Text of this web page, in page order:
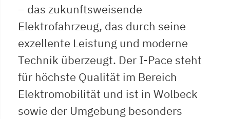
– das zukunftsweisende
Elektrofahrzeug, das durch seine
exzellente Leistung und moderne
Technik überzeugt. Der I-Pace steht
für höchste Qualität im Bereich
Elektromobilität und ist in Wolbeck
sowie der Umgebung besonders